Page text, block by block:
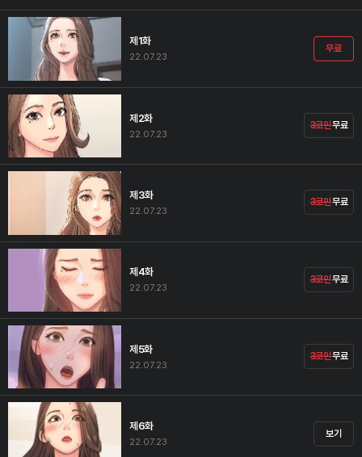
제1화
22.07.23
무료
제2화
22.07.23
3코인무료
제3화
22.07.23
3코인무료
제4화
22.07.23
3코인무료
제5화
22.07.23
3코인무료
제6화
22.07.23
보기